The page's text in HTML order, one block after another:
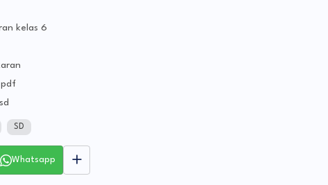
kelas 6
SD
Whatsapp